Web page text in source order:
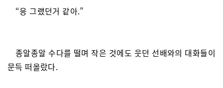
“응 그랬던거 같아.”
종알종알 수다를 떨며 작은 것에도 웃던 선배와의 대화들이
문득 떠올랐다.